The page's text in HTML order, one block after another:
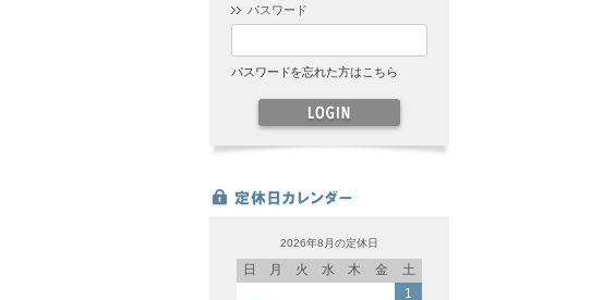
パスワード
パスワードを忘れた方はこちら
2026年8月の定休日
日 月 火 水 木 金
土
1